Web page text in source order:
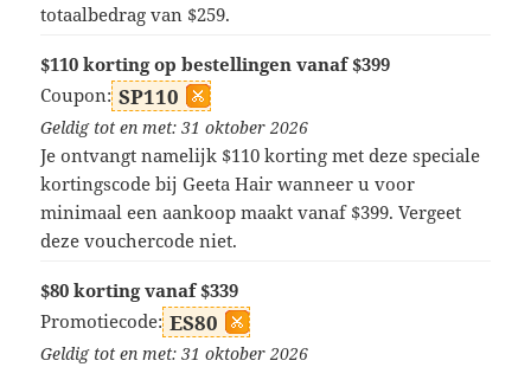
totaalbedrag van $259.
$110 korting op bestellingen vanaf $399
Coupon: SP110
Geldig tot en met: 31 oktober 2026
Je ontvangt namelijk $110 korting met deze speciale
kortingscode bij Geeta Hair wanneer u voor
minimaal een aankoop maakt vanaf $399. Vergeet
deze vouchercode niet.
$80 korting vanaf $339
Promotiecode: ES80
Geldig tot en met: 31 oktober 2026